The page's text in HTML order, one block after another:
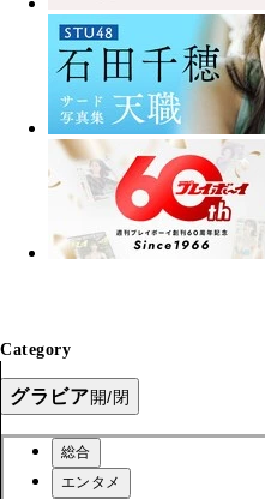
Category
グラビア開/閉
総合
エンタメ